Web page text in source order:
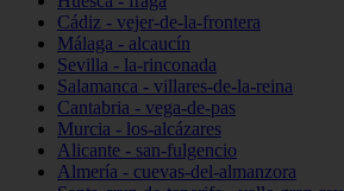
Cádiz - vejer-de-la-frontera
Málaga - alcaucín
Sevilla - la-rinconada
Salamanca - villares-de-la-reina
Cantabria - vega-de-pas
Murcia - los-alcázares
Alicante - san-fulgencio
Almería - cuevas-del-almanzora